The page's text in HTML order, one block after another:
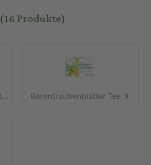
(16 Produkte)
Bärentraubenblätter Tabletten Bärentraubenblätter Tee